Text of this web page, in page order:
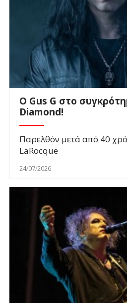
O Gus G στο
Diamond!
Παρελθόν μετά από 40
LaRocque
24/07/2026